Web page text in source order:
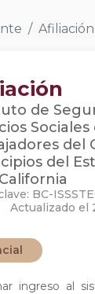
Afiliación
de
Sociales
del
del
BC-
Actualizado el
ingreso al